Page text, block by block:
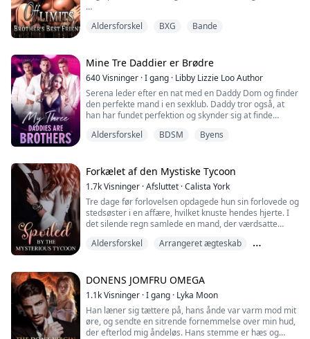
han, mens han stødte opad.
have, min pik inde i dig?" Spurgte han, velvidende at jeg
havde fristet ham fra starten.
"J..ja," gispede jeg.
Brianna Fletcher ha...
Aldersforskel BXG Bande
Mine Tre Daddier er Brødre
640Visninger ·I gang · Libby Lizzie Loo Author
Serena leder efter en nat med en Daddy Dom og finder
den perfekte mand i en sexklub. Daddy tror også, at
han har fundet perfektion og skynder sig at finde
hun finder ud af, at Daddy vil dele hende med sine
Aldersforskel BDSM Byens
Forkælet af den Mystiske Tycoon
1.7kVisninger ·Afsluttet ·Calista York
Tre dage før forlovelsen opdagede hun sin forlovede og
stedsøster i en affære, hvilket knuste hendes hjerte. I
det silende regn samlede en mand, der værdsatte
Efter en nat sammen giftede de sig i hast. Hun
Samtidig indså hun, at hun havde mistet...
Aldersforskel
Arrangeret ægteskab
DONENS JOMFRU OMEGA
1.1kVisninger ·I gang · Lyka Moon
Han læner sig tættere på, hans ånde var varm mod mit
øre, og sendte en sitrende fornemmelse over min hud,
der efterlod mig åndeløs. Hans stemme er hæs og